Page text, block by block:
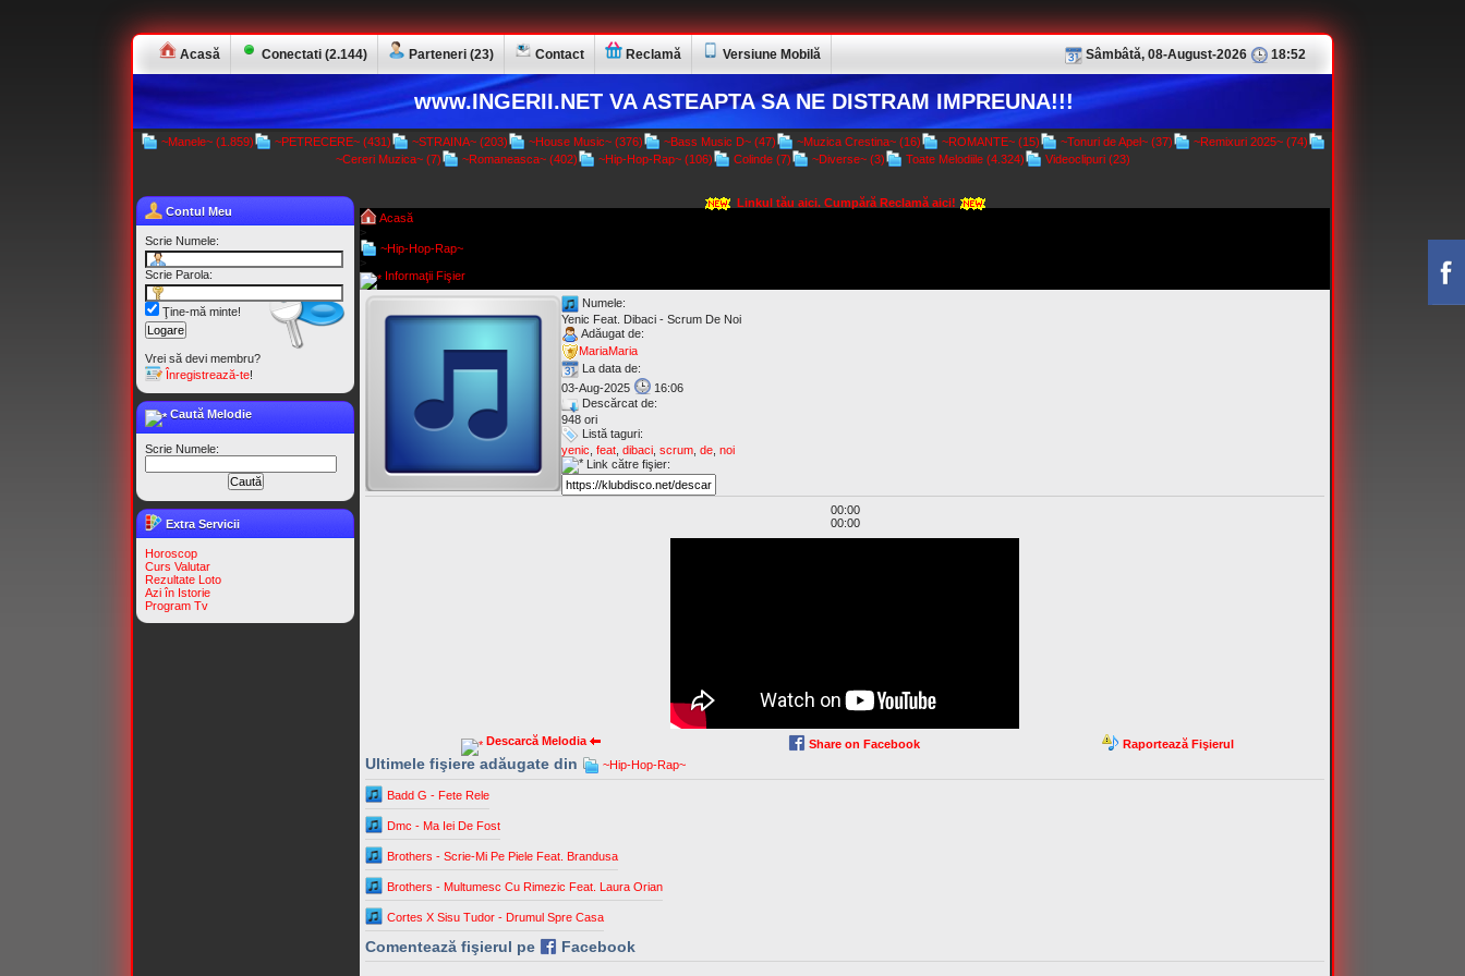
Acasă Conectati (2.144) Parteneri (23) Contact Reclamă Versiune Mobilă Sâmbâtă, 08-August-2026 18:52
www.INGERII.NET VA ASTEAPTA SA NE DISTRAM IMPREUNA!!!
~Manele~ (1.859) ~PETRECERE~ (431) ~STRAINA~ (203) ~House Music~ (376) ~Bass Music D~ (47) ~Muzica Crestina~ (16) ~ROMANTE~ (15) ~Tonuri de Apel~ (37)
~Remixuri 2025~ (74)
~Cereri Muzica~ (7)
~Romaneasca~ (402) ~Hip-Hop-Rap~ (106) Colinde (7) ~Diverse~ (3) Toate Melodiile (4.324) Videoclipuri (23)
Contul Meu
Scrie Numele:
Scrie Parola:
Ţine-mă minte!
Vrei să devi membru?
Înregistrează-te!
Caută Melodie
Scrie Numele:
Extra Servicii
Horoscop
Curs Valutar
Rezultate Loto
Azi în Istorie
Program Tv
Linkul tău aici. Cumpără Reclamă aici!
Acasă
>
~Hip-Hop-Rap~
>
Informaţii Fişier
Numele:
Yenic Feat. Dibaci - Scrum De Noi
Adăugat de:
MariaMaria
La data de:
03-Aug-2025
16:06
Descărcat de:
948 ori
Listă taguri:
yenic feat dibaci scrum de noi
Link către fişier:
00:00
00:00
Descarcă Melodia Share on Facebook Raportează Fişierul
Ultimele fişiere adăugate din ~Hip-Hop-Rap~
Badd G - Fete Rele
Dmc - Ma Iei De Fost
Brothers - Scrie-Mi Pe Piele Feat. Brandusa
Brothers - Multumesc Cu Rimezic Feat. Laura Orian
Cortes X Sisu Tudor - Drumul Spre Casa
Comentează fişierul pe Facebook